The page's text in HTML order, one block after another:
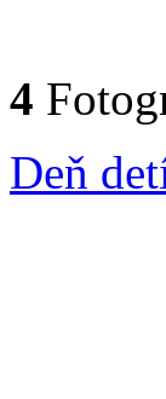
4
Deň